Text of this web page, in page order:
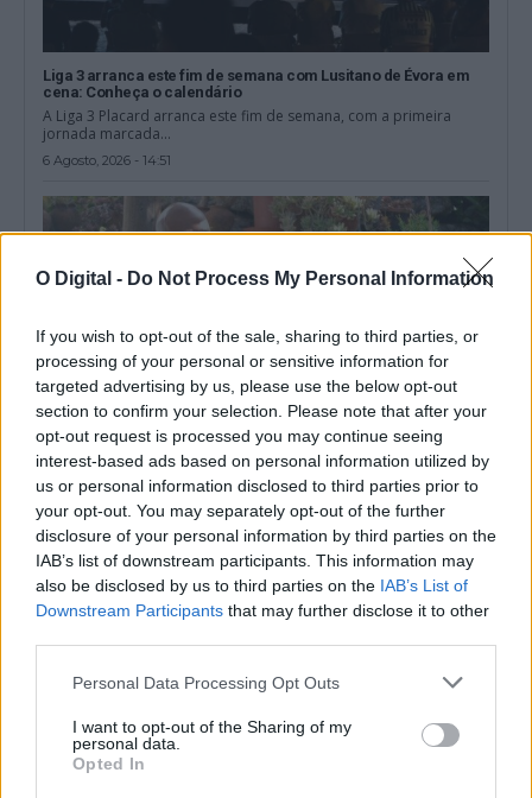
O Digital - Do Not Process My Personal Information
If you wish to opt-out of the sale, sharing to third parties, or
processing of your personal or sensitive information for
targeted advertising by us, please use the below opt-out
section to confirm your selection. Please note that after your
opt-out request is processed you may continue seeing
interest-based ads based on personal information utilized by
us or personal information disclosed to third parties prior to
your opt-out. You may separately opt-out of the further
disclosure of your personal information by third parties on the
IAB’s list of downstream participants. This information may
also be disclosed by us to third parties on the IAB’s List of
Downstream Participants that may further disclose it to other
Personal Data Processing Opt Outs
I want to opt-out of the Sharing of my
personal data.
Opted In
Liga 3 arranca este fim de semana com Lusitano de Évora em
cena: Conheça o calendário
A Liga 3 Placard arranca este fim de semana, com a primeira
jornada marcada...
6 Agosto, 2026 - 14:51
Luís Godinho recorda os seis meses em que viveu sob proteção
policial: “Há um lado humano que muitos esquecem”
Veja a entrevista completa A arbitragem de futebol é
frequentemente analisada pelos 90 minutos de...
5 Agosto, 2026 - 23:04